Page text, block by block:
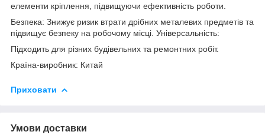
елементи кріплення, підвищуючи ефективність роботи.
Безпека: Знижує ризик втрати дрібних металевих предметів та
підвищує безпеку на робочому місці. Універсальність:
Підходить для різних будівельних та ремонтних робіт.
Країна-виробник: Китай
Приховати
Умови доставки